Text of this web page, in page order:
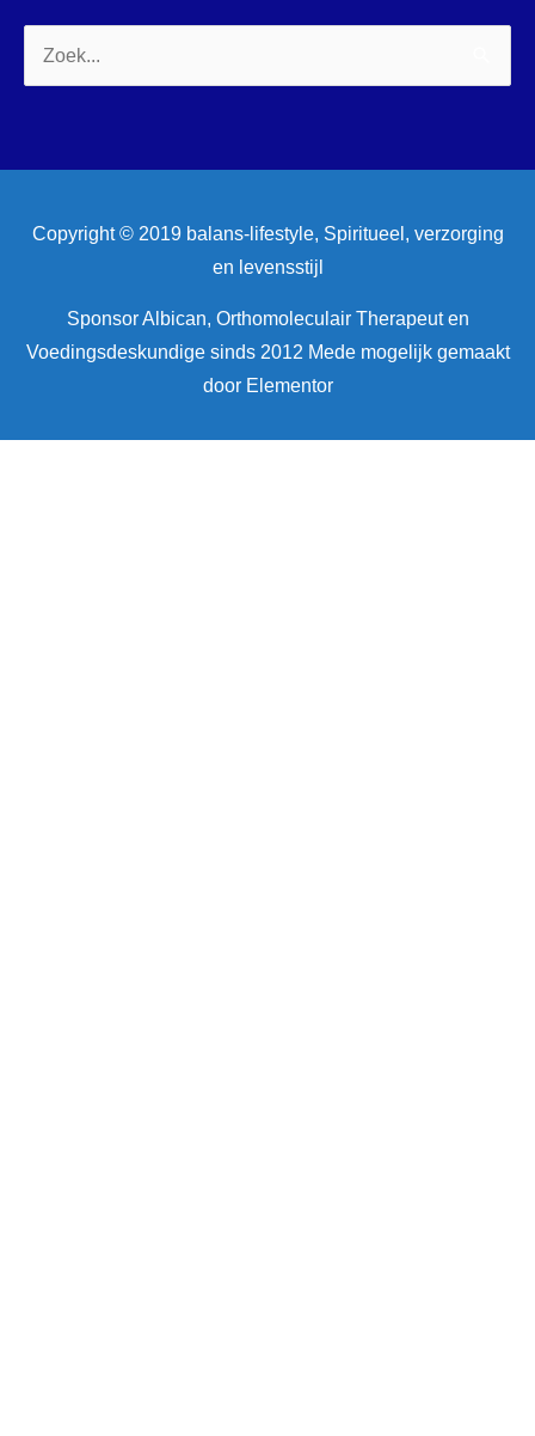
Zoek
naar:
Copyright © 2019 balans-lifestyle, Spiritueel, verzorging
en levensstijl
Sponsor Albican, Orthomoleculair Therapeut en
Voedingsdeskundige sinds 2012 Mede mogelijk gemaakt
door Elementor